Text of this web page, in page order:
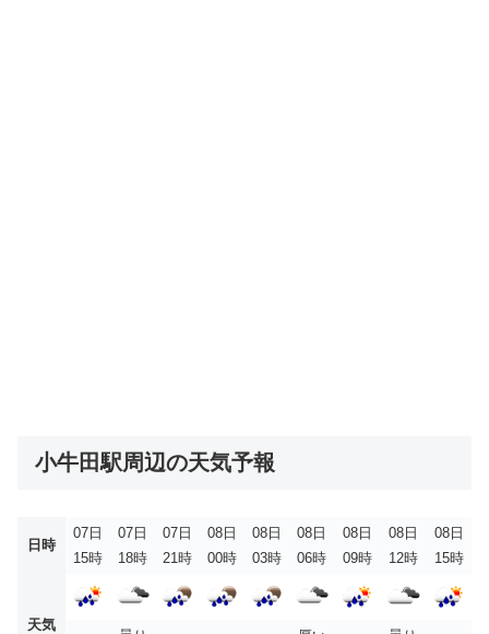
小牛田駅周辺の天気予報
日時
07日
15時
07日
18時
07日
21時
08日
00時
08日
03時
08日
06時
08日
09時
08日
12時
08日
15時
天気